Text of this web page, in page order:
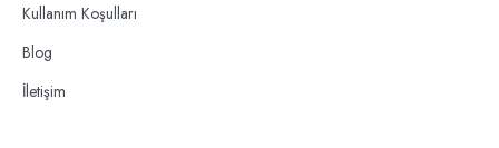
Kullanım Koşulları
Blog
İletişim